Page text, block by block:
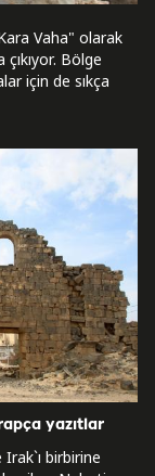
Vaha" olarak
Bölge
için de sıkça
yazıtlar
birbirine